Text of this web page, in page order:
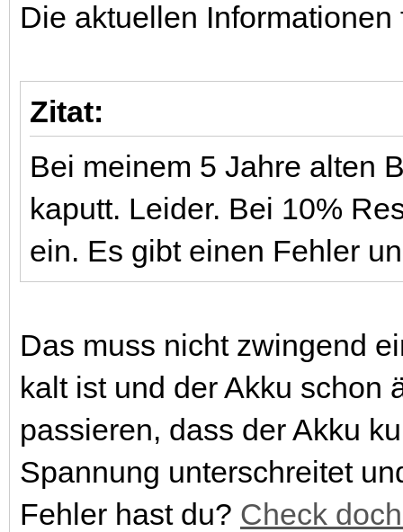
Die aktuellen
Zitat:
Bei meinem 5 Jahre alten
kaputt. Leider. Bei 10%
ein. Es gibt einen Fehler
Das muss nicht zwingend
kalt ist und der Akku schon
passieren, dass der Akku
Spannung unterschreitet
Fehler hast du? Check